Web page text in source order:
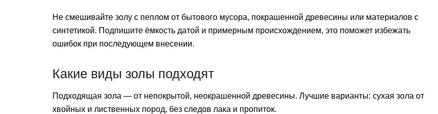
Не смешивайте золу с пеплом от бытового мусора, покрашенной древесины или материалов с
синтетикой. Подпишите ёмкость датой и примерным происхождением, это поможет избежать
ошибок при последующем внесении.
Какие виды золы подходят
Подходящая зола — от непокрытой, неокрашенной древесины. Лучшие варианты: сухая зола от
хвойных и лиственных пород, без следов лака и пропиток.